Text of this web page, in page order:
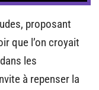
proposant
que l’on croyait
les
à repenser la